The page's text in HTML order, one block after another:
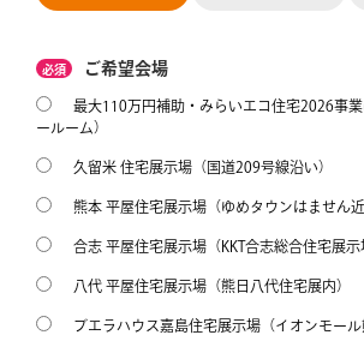
必須 ご希望会場
最大110万円補助・みらいエコ住宅2026事
ールーム）
久留米 住宅展示場（国道209号線沿い）
熊本 平屋住宅展示場（ゆめタウンはません近
合志 平屋住宅展示場（KKT合志総合住宅展示
八代 平屋住宅展示場（熊日八代住宅展内）
ブエラハウス嘉島住宅展示場（イオンモール